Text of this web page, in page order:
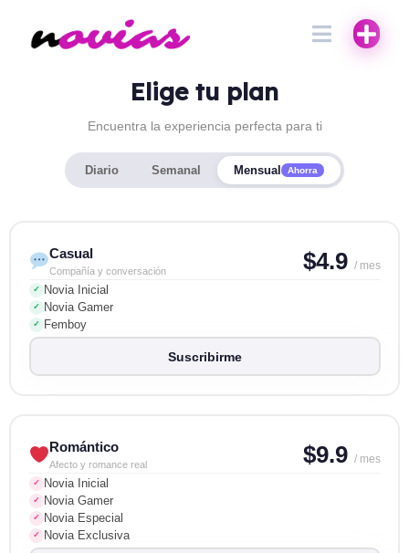
Elige tu plan
Encuentra la experiencia perfecta para ti
Diario Semanal Mensual Ahorra
Casual
Compañía y conversación $4.9 / mes
✓ Novia Inicial
✓ Novia Gamer
✓ Femboy
Suscribirme
Romántico
Afecto y romance real $9.9 / mes
✓ Novia Inicial
✓ Novia Gamer
✓ Novia Especial
✓ Novia Exclusiva